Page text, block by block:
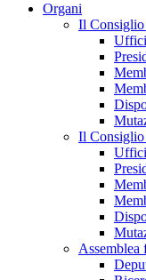
Organi
Il Consiglio
Il
Assemblea